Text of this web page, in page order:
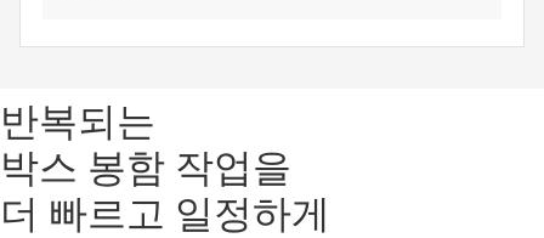
반복되는
박스 봉함 작업을
더 빠르고 일정하게